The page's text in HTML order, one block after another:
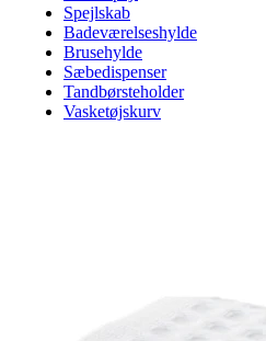
Spejlskab
Badeværelseshylde
Brusehylde
Sæbedispenser
Tandbørsteholder
Vasketøjskurv